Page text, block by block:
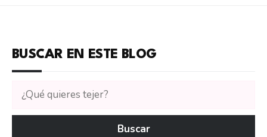
BUSCAR EN ESTE BLOG
Buscar
tutoriales
en
Buscar